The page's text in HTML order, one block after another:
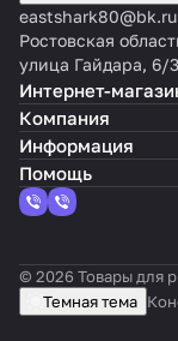
eastshark80@bk.ru
Ростовская
улица Гайдара, 6/
Интернет-
Компания
Информация
Помощь
© 2026 Товары для
Темная тема